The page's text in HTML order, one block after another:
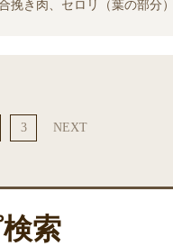
挽き肉、セロリ（葉の部分
3 NEXT
索